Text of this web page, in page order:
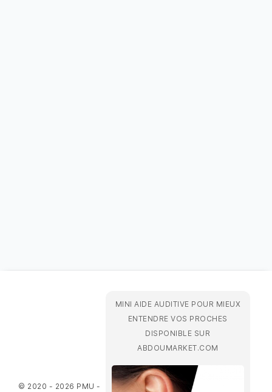
© 2020 - 2026 PMU -
MINI AIDE AUDITIVE POUR MIEUX
ENTENDRE VOS PROCHES
DISPONIBLE SUR
ABDOUMARKET.COM